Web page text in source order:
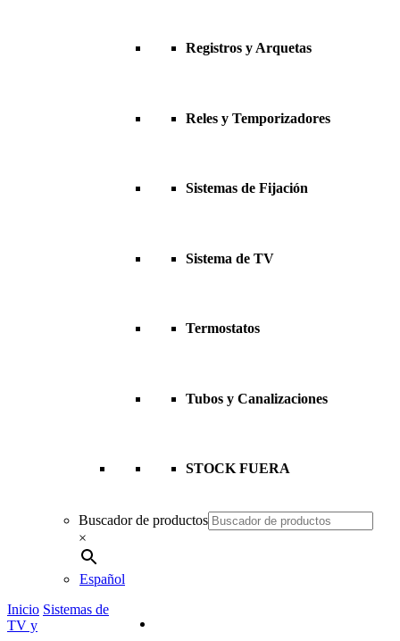
Registros y Arquetas
Reles y Temporizadores
Sistemas de Fijación
Sistema de TV
Termostatos
Tubos y Canalizaciones
STOCK FUERA
Buscador de productos
×
Español
Inicio Sistemas de
TV y